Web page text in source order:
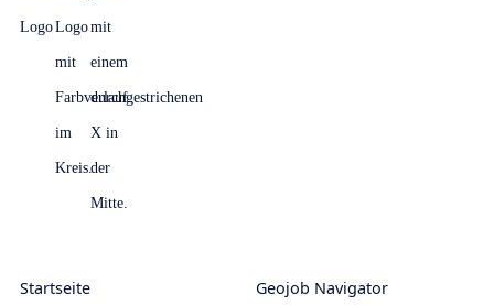
Startseite
Geojob Navigator